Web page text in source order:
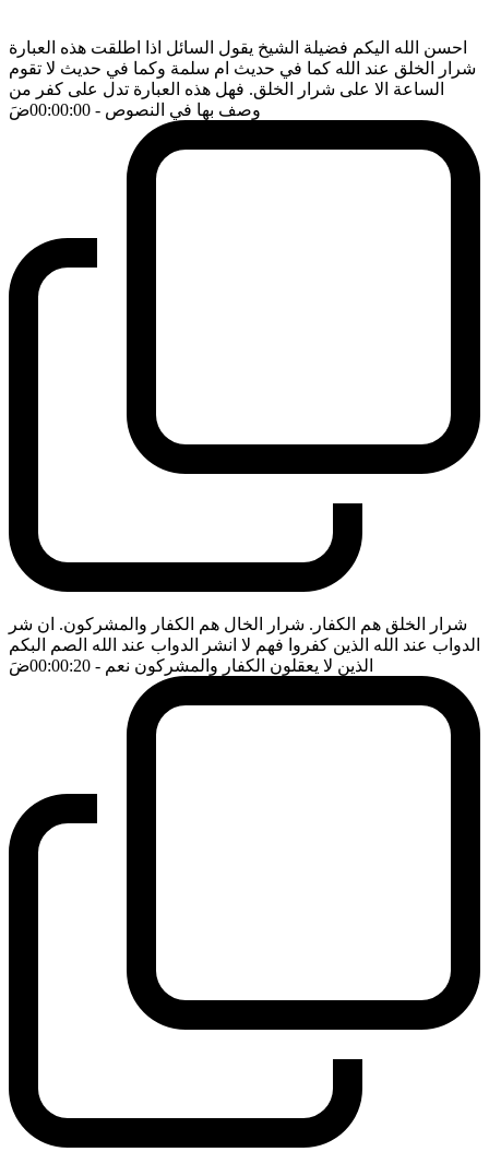
احسن الله اليكم فضيلة الشيخ يقول السائل اذا اطلقت هذه العبارة
شرار الخلق عند الله كما في حديث ام سلمة وكما في حديث لا تقوم
الساعة الا على شرار الخلق. فهل هذه العبارة تدل على كفر من
وصف بها في النصوص - 00:00:00 ضَ
شرار الخلق هم الكفار. شرار الخال هم الكفار والمشركون. ان شر
الدواب عند الله الذين كفروا فهم لا انشر الدواب عند الله الصم البكم
الذين لا يعقلون الكفار والمشركون نعم - 00:00:20 ضَ